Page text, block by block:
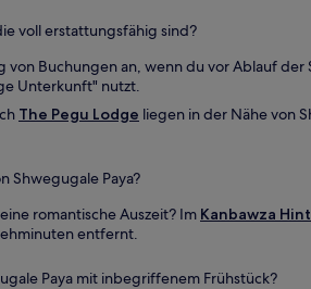
voll erstattungsfähig sind?
von Buchungen an, wenn du vor Ablauf
Unterkunft" nutzt.
The Pegu Lodge liegen in der Nähe von
Shwegugale Paya?
romantische Auszeit? Im Kanbawza
entfernt.
Paya mit inbegriffenem Frühstück?